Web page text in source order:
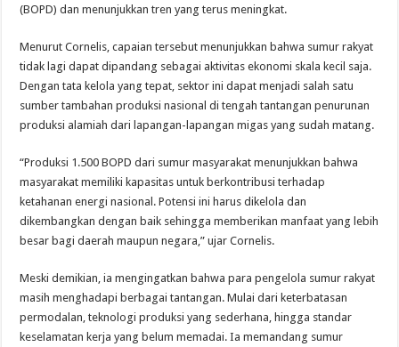
(BOPD) dan menunjukkan tren yang terus meningkat.
Menurut Cornelis, capaian tersebut menunjukkan bahwa sumur rakyat
tidak lagi dapat dipandang sebagai aktivitas ekonomi skala kecil saja.
Dengan tata kelola yang tepat, sektor ini dapat menjadi salah satu
sumber tambahan produksi nasional di tengah tantangan penurunan
produksi alamiah dari lapangan-lapangan migas yang sudah matang.
“Produksi 1.500 BOPD dari sumur masyarakat menunjukkan bahwa
masyarakat memiliki kapasitas untuk berkontribusi terhadap
ketahanan energi nasional. Potensi ini harus dikelola dan
dikembangkan dengan baik sehingga memberikan manfaat yang lebih
besar bagi daerah maupun negara,” ujar Cornelis.
Meski demikian, ia mengingatkan bahwa para pengelola sumur rakyat
masih menghadapi berbagai tantangan. Mulai dari keterbatasan
permodalan, teknologi produksi yang sederhana, hingga standar
keselamatan kerja yang belum memadai. Ia memandang sumur